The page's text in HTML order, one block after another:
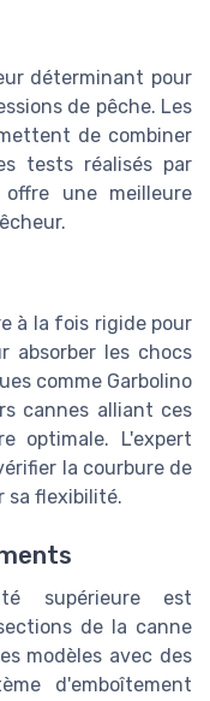
déterminant pour
de pêche. Les
de combiner
tests réalisés par
une meilleure
à la fois rigide pour
absorber les chocs
comme Garbolino
cannes alliant ces
optimale. L'expert
la courbure de
sa flexibilité.
supérieure est
de la canne
modèles avec des
d'emboîtement